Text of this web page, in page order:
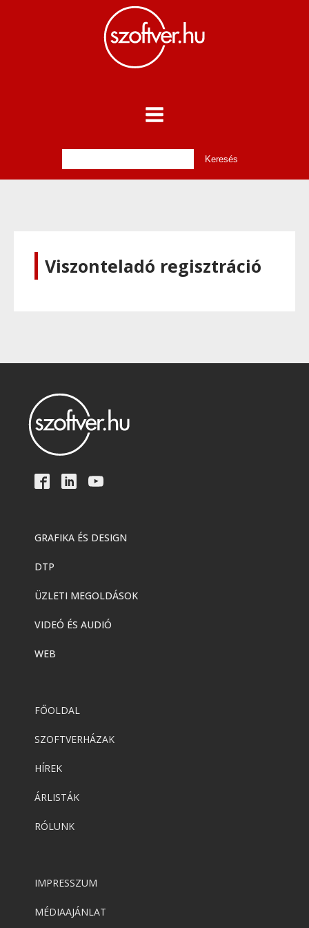
Viszonteladó regisztráció
GRAFIKA ÉS DESIGN
DTP
ÜZLETI MEGOLDÁSOK
VIDEÓ ÉS AUDIÓ
WEB
FŐOLDAL
SZOFTVERHÁZAK
HÍREK
ÁRLISTÁK
RÓLUNK
IMPRESSZUM
MÉDIAAJÁNLAT